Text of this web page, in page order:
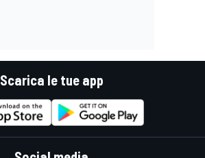
Scarica le tue app